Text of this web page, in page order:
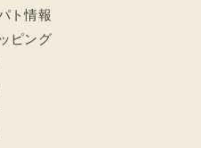
ト情報
ピング